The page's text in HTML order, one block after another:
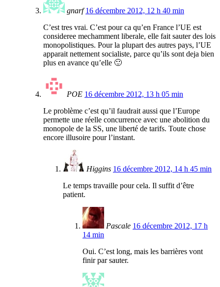
gnarf 16 décembre 2012, 12 h 40 min
C’est tres vrai. C’est pour ca qu’en France l’UE est
consideree mechamment liberale, elle fait sauter des lois
monopolistiques. Pour la plupart des autres pays, l’UE
apparait nettement socialiste, parce qu’ils sont deja bien
plus en avance qu’elle 🙂
POE 16 décembre 2012, 13 h 05 min
Le problème c’est qu’il faudrait aussi que l’Europe
permette une réelle concurrence avec une abolition du
monopole de la SS, une liberté de tarifs. Toute chose
encore illusoire pour l’instant.
Higgins 16 décembre 2012, 14 h 45 min
Le temps travaille pour cela. Il suffit d’être
patient.
Pascale 16 décembre 2012, 17 h
14 min
Oui. C’est long, mais les barrières vont
finir par sauter.